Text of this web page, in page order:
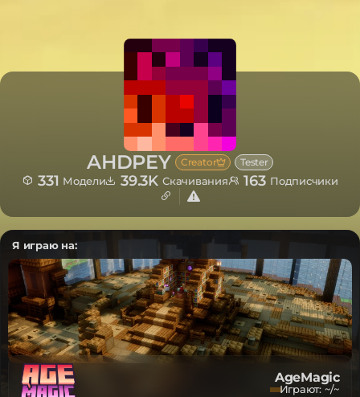
AHDPEY Creator Tester
331 Модели 39.3K Скачивания 163 Подписчики
Я играю на:
AgeMagic
Играют:~/~